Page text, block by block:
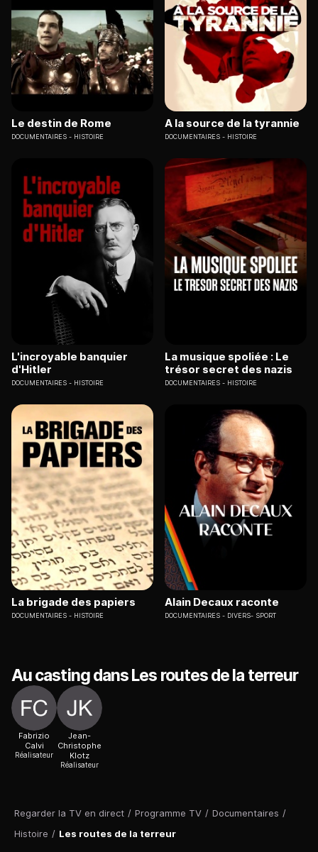
Regarder la TV en direct / Programme TV / Documentaires /
Histoire / Les routes de la terreur
Le destin de Rome
DOCUMENTAIRES HISTOIRE
A la source de la tyrannie
DOCUMENTAIRES HISTOIRE
L'incroyable banquier
d'Hitler
DOCUMENTAIRES HISTOIRE
La musique spoliée : Le
trésor secret des nazis
DOCUMENTAIRES HISTOIRE
La brigade des papiers
DOCUMENTAIRES HISTOIRE
Alain Decaux raconte
DOCUMENTAIRES DIVERS- SPORT
Au casting dans Les routes de la terreur
Fabrizio
Calvi
Réalisateur
Jean-
Christophe
Klotz
Réalisateur